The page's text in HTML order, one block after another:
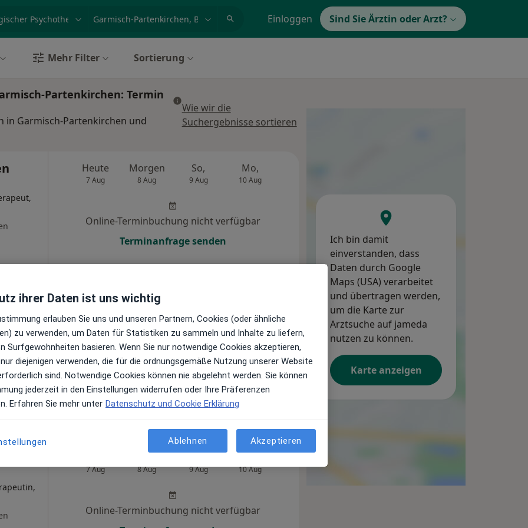
Einloggen Sind Sie Ärztin oder Arzt?
Mehr Filter Sortierung
Partenkirchen: Termin
in Garmisch-Partenkirchen und
Wie wir die
Suchergebnisse sortieren
Privatpraxis Steffen Schmid Psycholog. Psychotherapeut
Heute
7 Aug
Morgen
8 Aug
So,
9 Aug
Mo,
10 Aug
Online-Terminbuchung nicht verfügbar
Terminanfrage senden
von Garmisch-Partenkirchen, Bayern in Gebieten nahe
7 Aug 8 Aug 9 Aug 10 Aug 11 Aug
Online-Terminbuchung nicht verfügbar
Ich bin damit
einverstanden, dass
Daten durch Google
Maps (USA) verarbeitet
und übertragen werden,
um die Karte zur
Arztsuche auf jameda
nutzen zu können.
Karte anzeigen
ihrer Daten ist uns wichtig
erlauben Sie uns und unseren Partnern, Cookies (oder ähnliche
zu verwenden, um Daten für Statistiken zu sammeln und Inhalte zu liefern,
Surfgewohnheiten basieren. Wenn Sie nur notwendige Cookies akzeptieren,
diejenigen verwenden, die für die ordnungsgemäße Nutzung unserer Website
sind. Notwendige Cookies können nie abgelehnt werden. Sie können
jederzeit in den Einstellungen widerrufen oder Ihre Präferenzen
Erfahren Sie mehr unter Datenschutz und Cookie Erklärung
Ablehnen Akzeptieren